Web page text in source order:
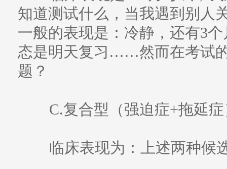
知道测试什么，当我遇到别人
一般的表现是：冷静，还有3
态是明天复习……然而在考试
题？
C.复合型（强迫症+拖延症
临床表现为：上述两种候